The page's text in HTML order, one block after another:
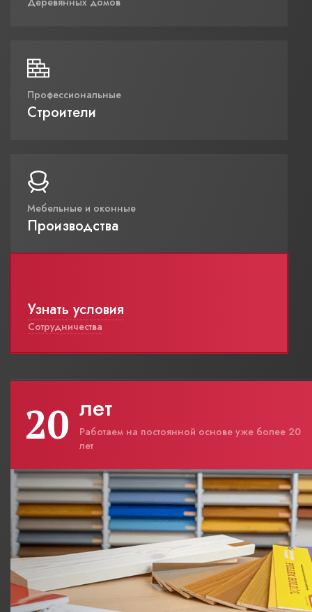
Профессиональные
Строители
Мебельные и оконные
Производства
Узнать условия
Сотрудничества
20 лет
Работаем на постоянной основе уже более 20
лет